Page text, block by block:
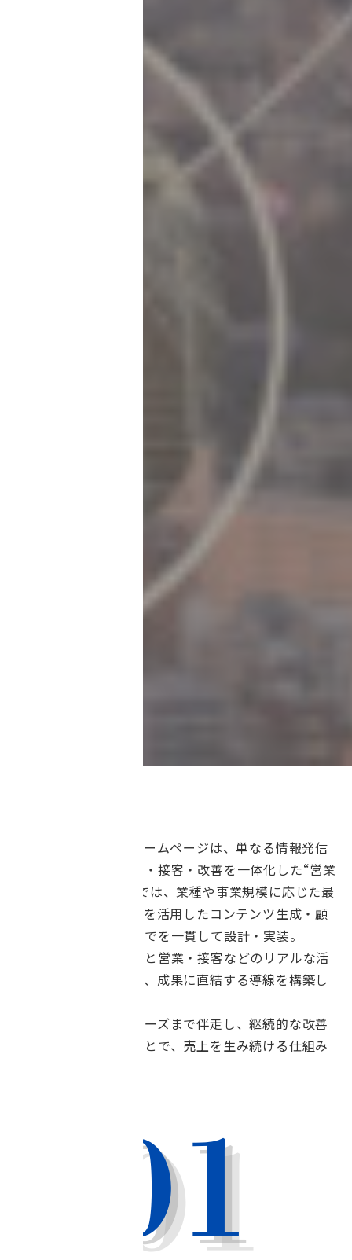
AI時代に求められるホームページは、単なる情報発信
ツールではなく、集客・接客・改善を一体化した“営業
システム”です。当社では、業種や事業規模に応じた最
適な戦略設計から、AIを活用したコンテンツ生成・顧
客対応・データ分析までを一貫して設計・実装。
さらに、デジタル施策と営業・接客などのリアルな活
動を連携させることで、成果に直結する導線を構築し
専門チームが運用フェーズまで伴走し、継続的な改善
と自動化を推進することで、売上を生み続ける仕組み